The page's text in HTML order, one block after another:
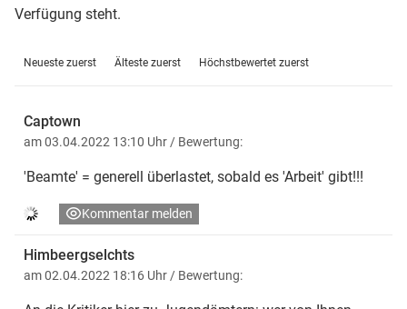
Verfügung steht.
Neueste zuerst Älteste zuerst Höchstbewertet zuerst
Captown
am 03.04.2022 13:10 Uhr / Bewertung:
'Beamte' = generell überlastet, sobald es 'Arbeit' gibt!!!
Kommentar melden
Himbeergselchts
am 02.04.2022 18:16 Uhr / Bewertung: